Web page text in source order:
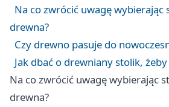
Na co zwrócić uwagę wybierając
drewna?
Czy drewno pasuje do
Jak dbać o drewniany stolik, żeby
Na co zwrócić uwagę wybierając
drewna?